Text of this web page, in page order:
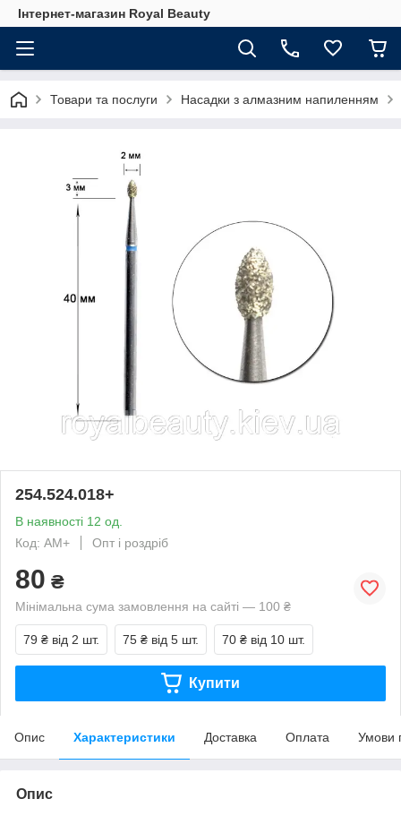
Інтернет-магазин Royal Beauty
Товари та послуги Насадки з алмазним напиленням
254.524.018+
В наявності 12 од.
Код: АМ+
Опт і роздріб
80 ₴
Мінімальна сума замовлення на сайті — 100 ₴
79 ₴ від 2 шт. 75 ₴ від 5 шт. 70 ₴ від 10 шт.
Купити
Опис Характеристики Доставка Оплата Умови
Опис